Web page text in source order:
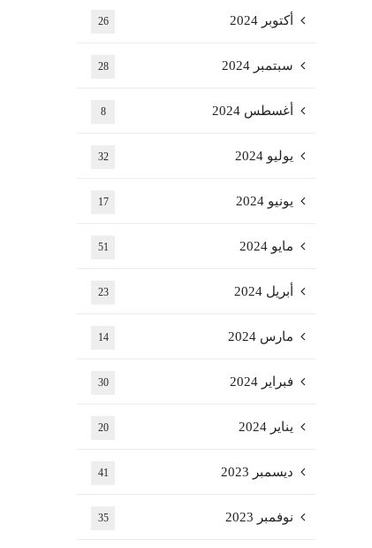
أكتوبر 2024 26
سبتمبر 2024 28
أغسطس 2024 8
يوليو 2024 32
يونيو 2024 17
مايو 2024 51
أبريل 2024 23
مارس 2024 14
فبراير 2024 30
يناير 2024 20
ديسمبر 2023 41
نوفمبر 2023 35